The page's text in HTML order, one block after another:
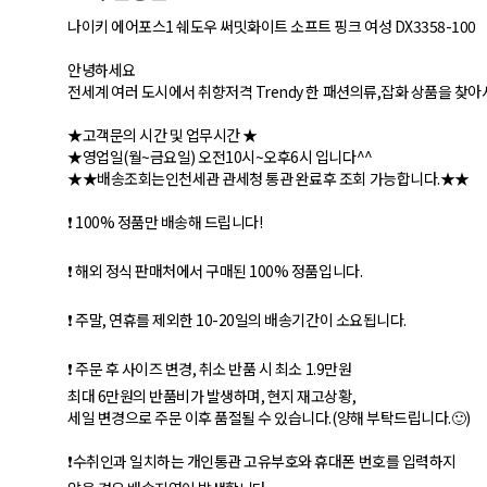
나이키 에어포스1 쉐도우 써밋화이트 소프트 핑크 여성 DX3358-100
안녕하세요
전세계 여러 도시에서 취향저격 Trendy 한 패션의류,잡화 상품을 찾아
★고객문의 시간 및 업무시간 ★
★영업일(월~금요일) 오전10시~오후6시 입니다^^
★★배송조회는인천세관 관세청 통관 완료후 조회 가능합니다.★★
❗ 100% 정품만 배송해 드립니다!
❗ 해외 정식 판매처에서 구매된 100% 정품입니다.
❗ 주말, 연휴를 제외한 10-20일의 배송기간이 소요됩니다.
❗ 주문 후 사이즈 변경, 취소 반품 시 최소 1.9만원
최대 6만원의 반품비가 발생하며, 현지 재고상황,
세일 변경으로 주문 이후 품절될 수 있습니다.(양해 부탁드립니다.🙂)
❗수취인과 일치하는 개인통관 고유부호와 휴대폰 번호를 입력하지